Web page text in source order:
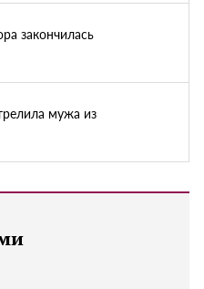
закончилась
мужа из